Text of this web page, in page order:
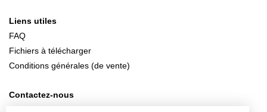
Liens utiles
FAQ
Fichiers à télécharger
Conditions générales (de vente)
Contactez-nous